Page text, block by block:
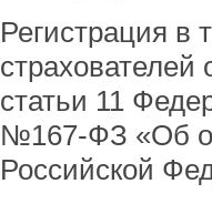
Регистрация в
страхователей
статьи 11
№167-ФЗ «Об
Российской